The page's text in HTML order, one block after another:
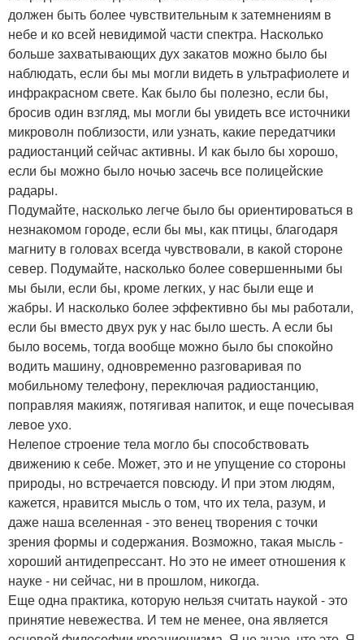
должен быть более чувствительным к затемнениям в
небе и ко всей невидимой части спектра. Насколько
больше захватывающих дух закатов можно было бы
наблюдать, если бы мы могли видеть в ультрафиолете и
инфракрасном свете. Как было бы полезно, если бы,
бросив один взгляд, мы могли бы увидеть все источники
микроволн поблизости, или узнать, какие передатчики
радиостанций сейчас активны. И как было бы хорошо,
если бы можно было ночью засечь все полицейские
радары.
Подумайте, насколько легче было бы ориентироваться в
незнакомом городе, если бы мы, как птицы, благодаря
магниту в головах всегда чувствовали, в какой стороне
север. Подумайте, насколько более совершенными бы
мы были, если бы, кроме легких, у нас были еще и
жабры. И насколько более эффективно бы мы работали,
если бы вместо двух рук у нас было шесть. А если бы
было восемь, тогда вообще можно было бы спокойно
водить машину, одновременно разговаривая по
мобильному телефону, переключая радиостанцию,
поправляя макияж, потягивая напиток, и еще почесывая
левое ухо.
Нелепое строение тела могло бы способствовать
движению к себе. Может, это и не упущение со стороны
природы, но встречается повсюду. И при этом людям,
кажется, нравится мысль о том, что их тела, разум, и
даже наша вселенная - это венец творения с точки
зрения формы и содержания. Возможно, такая мысль -
хороший антидепрессант. Но это не имеет отношения к
науке - ни сейчас, ни в прошлом, никогда.
Еще одна практика, которую нельзя считать наукой - это
принятие невежества. И тем не менее, она является